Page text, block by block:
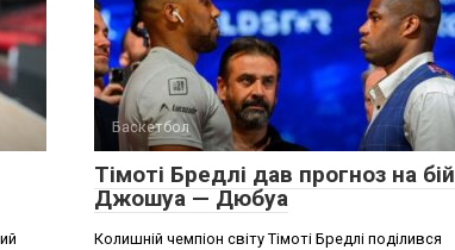
Баскетбол
Тімоті Бредлі дав прогноз на бій
Джошуа — Дюбуа
Колишній чемпіон світу Тімоті Бредлі поділився